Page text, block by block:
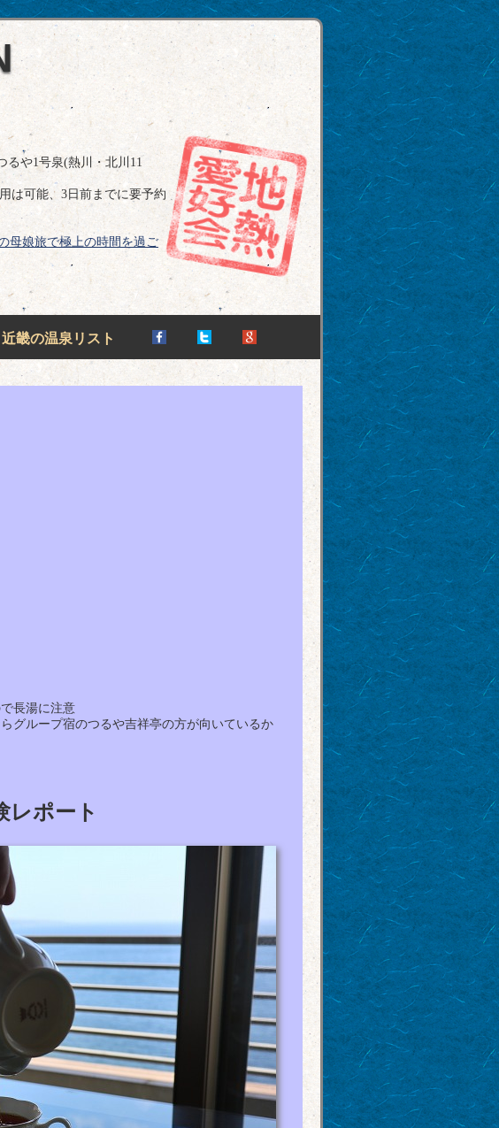
や1号泉(熱川・北川11
は可能、3日前までに要予約
母娘旅で極上の時間を過ご
畿の温泉リスト
湯に注意
プ宿のつるや吉祥亭の方が向いているか
レポート